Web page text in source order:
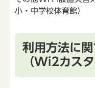
小・中学校体育館）
利用方法に
（Wi2カス